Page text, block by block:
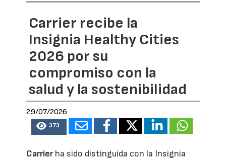
Carrier recibe la
Insignia Healthy Cities
2026 por su
compromiso con la
salud y la sostenibilidad
29/07/2026
373
Carrierha sido distinguida con la Insignia